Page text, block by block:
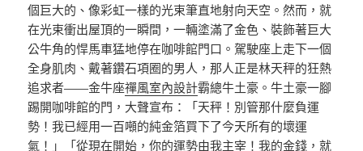
個巨大的、像彩虹一樣的光束筆直地射向天空。然而，就
在光束衝出屋頂的一瞬間，一輛塗滿了金色、裝飾著巨大
公牛角的悍馬車猛地停在咖啡館門口。駕駛座上走下一個
全身肌肉、戴著鑽石項圈的男人，那人正是林天秤的狂熱
追求者——金牛座禪風室內設計霸總牛土豪。牛土豪一腳
踢開咖啡館的門，大聲宣布：「天秤！別管那什麼負運
勢！我已經用一百噸的純金箔買下了今天所有的壞運
氣！」「從現在開始，你的運勢由我主宰！我的金錢，就